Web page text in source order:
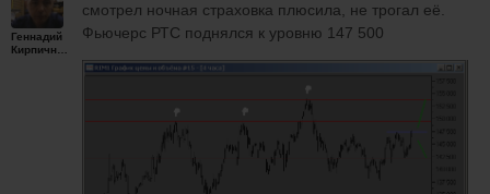
Геннадий
Кирпичников
смотрел ночная страховка плюсила, не трогал её.
Фьючерс РТС поднялся к уровню 147 500